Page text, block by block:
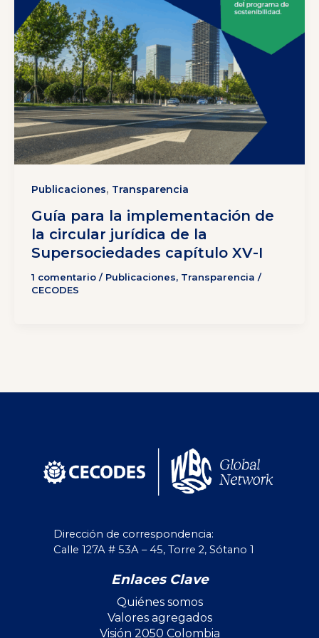
Publicaciones, Transparencia
Guía para la implementación de
la circular jurídica de la
Supersociedades capítulo XV-I
1 comentario / Publicaciones, Transparencia /
CECODES
Dirección de correspondencia:
Calle 127A # 53A – 45, Torre 2, Sótano 1
Enlaces Clave
Quiénes somos
Valores agregados
Visión 2050 Colombia